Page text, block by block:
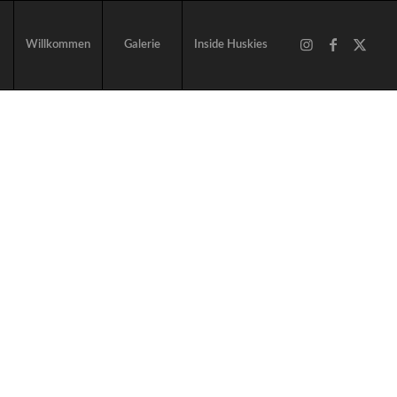
Willkommen Galerie Inside Huskies